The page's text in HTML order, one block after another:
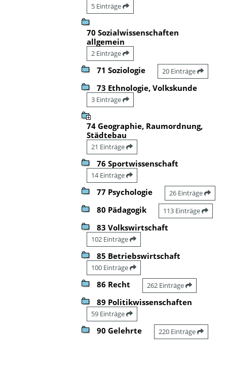
5 Einträge
70 Sozialwissenschaften
allgemein
2 Einträge
71 Soziologie 20 Einträge
73 Ethnologie, Volkskunde
3 Einträge
74 Geographie, Raumordnung,
Städtebau
21 Einträge
76 Sportwissenschaft
14 Einträge
77 Psychologie 26 Einträge
80 Pädagogik 113 Einträge
83 Volkswirtschaft
102 Einträge
85 Betriebswirtschaft
100 Einträge
86 Recht 262 Einträge
89 Politikwissenschaften
59 Einträge
90 Gelehrte 220 Einträge